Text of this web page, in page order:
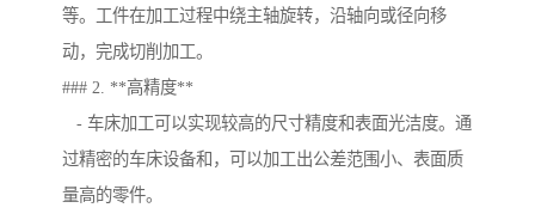
等。工件在加工过程中绕主轴旋转，沿轴向或径向移
动，完成切削加工。
### 2. **高精度**
- 车床加工可以实现较高的尺寸精度和表面光洁度。通
过精密的车床设备和，可以加工出公差范围小、表面质
量高的零件。